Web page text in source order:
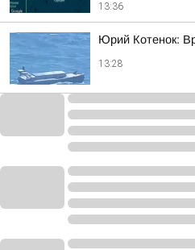
13:36
Юрий Котенок:
13:28